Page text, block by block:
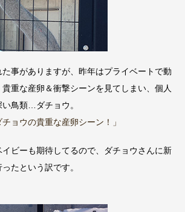
事がありますが、昨年はプライベートで動
重な産卵＆衝撃シーンを見てしまい、個人
鳥類…ダチョウ。
ョウの貴重な産卵シーン！」
ビーも期待してるので、ダチョウさんに新
たという訳です。